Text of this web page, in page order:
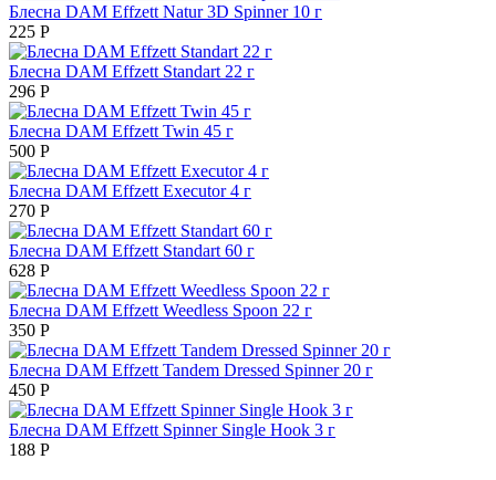
Блесна DAM Effzett Natur 3D Spinner 10 г
225 Р
Блесна DAM Effzett Standart 22 г
296 Р
Блесна DAM Effzett Twin 45 г
500 Р
Блесна DAM Effzett Executor 4 г
270 Р
Блесна DAM Effzett Standart 60 г
628 Р
Блесна DAM Effzett Weedless Spoon 22 г
350 Р
Блесна DAM Effzett Tandem Dressed Spinner 20 г
450 Р
Блесна DAM Effzett Spinner Single Hook 3 г
188 Р